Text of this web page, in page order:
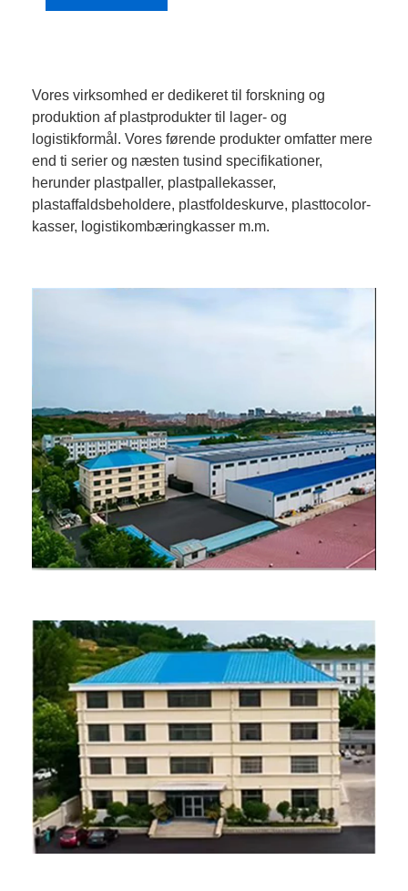
Vores virksomhed er dedikeret til forskning og
produktion af plastprodukter til lager- og
logistikformål. Vores førende produkter omfatter mere
end ti serier og næsten tusind specifikationer,
herunder plastpaller, plastpallekasser,
plastaffaldsbeholdere, plastfoldeskurve, plasttocolor-
kasser, logistikombæringkasser m.m.